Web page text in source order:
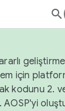
için platform
kodunu 2.
AOSP'yi